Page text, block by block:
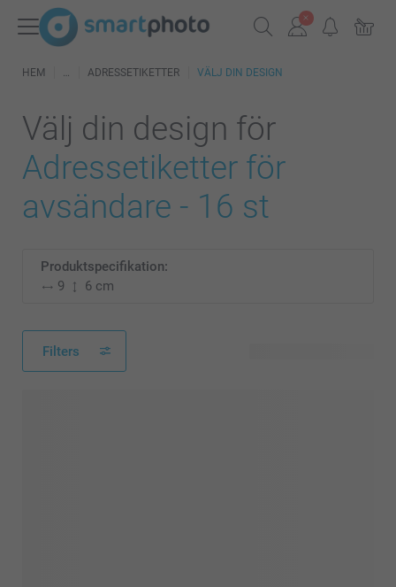
HEM ADRESSETIKETTER VÄLJ DIN DESIGN
Välj din design för
Adressetiketter för
avsändare - 16 st
Produktspecifikation:
9
6 cm
Filters